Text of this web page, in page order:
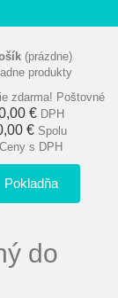
(prázdne)
produkty
zdarma! Poštovné
€ DPH
€ Spolu
Ceny s DPH
Pokladňa
do